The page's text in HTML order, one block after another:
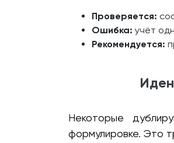
Проверяется:
Ошибка: учёт
Рекомендуется:
Некоторые
формулировке. Это